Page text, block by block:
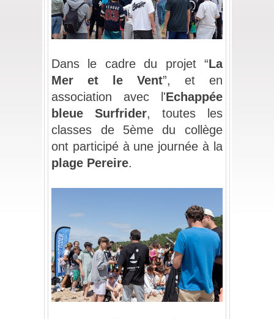
Dans le cadre du projet “La
Mer et le Vent”, et en
association avec l'Echappée
bleue Surfrider, toutes les
classes de 5ème du collège
ont participé à une journée à la
plage Pereire.